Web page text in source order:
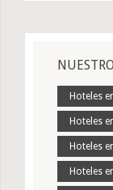
Hoteles
Hoteles
Hoteles
Hoteles